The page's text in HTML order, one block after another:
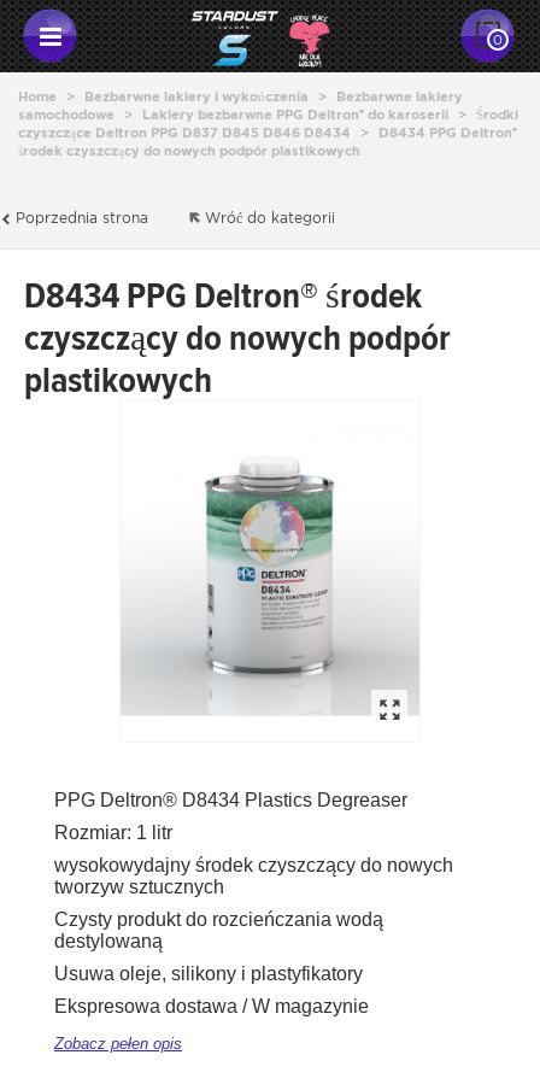
0
Home > Bezbarwne lakiery i wykończenia >
Bezbarwne lakiery
samochodowe
> Lakiery bezbarwne PPG Deltron® do karoserii >
Środki
czyszczące Deltron PPG D837 D845 D846 D8434
>
D8434 PPG Deltron®
środek czyszczący do nowych podpór plastikowych
Poprzednia strona Wróć do kategorii
D8434 PPG Deltron® środek
czyszczący do nowych podpór
plastikowych
PPG Deltron® D8434 Plastics Degreaser
Rozmiar: 1 litr
wysokowydajny środek czyszczący do nowych
tworzyw sztucznych
Czysty produkt do rozcieńczania wodą
destylowaną
Usuwa oleje, silikony i plastyfikatory
Ekspresowa dostawa / W magazynie
Zobacz pełen opis